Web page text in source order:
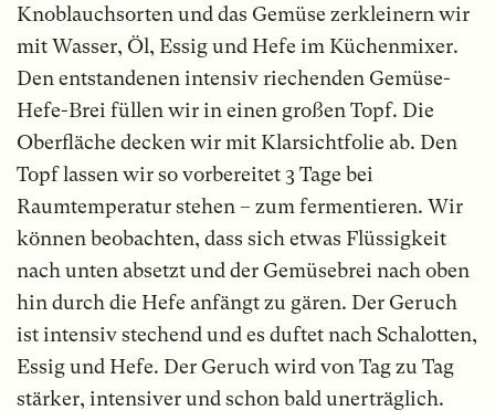
Knoblauchsorten und das Gemüse zerkleinern wir
mit Wasser, Öl, Essig und Hefe im Küchenmixer.
Den entstandenen intensiv riechenden Gemüse-
Hefe-Brei füllen wir in einen großen Topf. Die
Oberfläche decken wir mit Klarsichtfolie ab. Den
Topf lassen wir so vorbereitet 3 Tage bei
Raumtemperatur stehen – zum fermentieren. Wir
können beobachten, dass sich etwas Flüssigkeit
nach unten absetzt und der Gemüsebrei nach oben
hin durch die Hefe anfängt zu gären. Der Geruch
ist intensiv stechend und es duftet nach Schalotten,
Essig und Hefe. Der Geruch wird von Tag zu Tag
stärker, intensiver und schon bald unerträglich.